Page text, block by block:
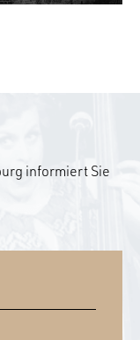
informiert Sie